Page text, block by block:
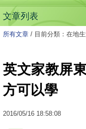
文章列表
所有文章 / 目前分類：在地
英文家教屏
方可以學
2016/05/16 18:58:08